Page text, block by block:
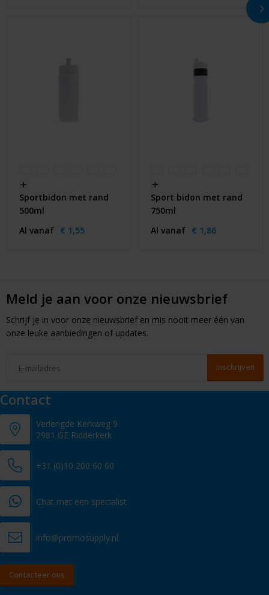
Sportbidon met rand
500ml
Al vanaf € 1,55
Sport bidon met rand
750ml
Al vanaf € 1,86
Meld je aan voor onze nieuwsbrief
Schrijf je in voor onze nieuwsbrief en mis nooit meer één van
onze leuke aanbiedingen of updates.
Contact
Verlengde Kerkweg 9
2981 GE Ridderkerk
+31 (0)10 200 60 60
Chat met een specialist
info@promosupply.nl
Contacteer ons